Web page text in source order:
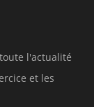
l'actualité
et les